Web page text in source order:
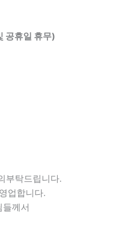
공휴일 휴무)
부탁드립니다.
업합니다.
들께서